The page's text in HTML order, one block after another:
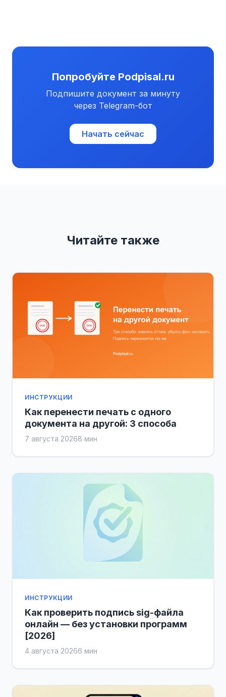
Попробуйте Podpisal.ru
Подпишите документ за минуту
через Telegram-бот
Начать сейчас
Читайте также
ИНСТРУКЦИИ
Как перенести печать с одного
документа на другой: 3 способа
7 августа 20268 мин
ИНСТРУКЦИИ
Как проверить подпись sig-файла
онлайн — без установки программ
[2026]
4 августа 20266 мин